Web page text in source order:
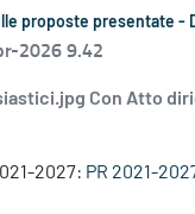
proposte presentate -
2026 9.42
Con Atto
2027: PR 2021-